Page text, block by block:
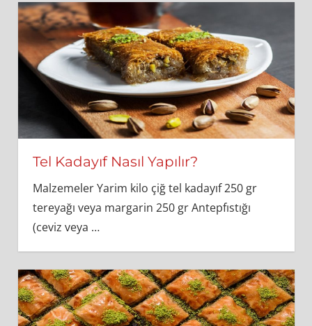
Tel Kadayıf Nasıl Yapılır?
Malzemeler Yarim kilo çiğ tel kadayıf 250 gr
tereyağı veya margarin 250 gr Antepfıstığı
(ceviz veya …